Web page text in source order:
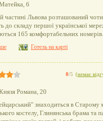
6
частині Львова розташований
до складу першої української
165 комфортабельних номерів.
Готель на карті
0/5 (немає
Романа, 20
знаходиться в Старому
костелу, Глинянська брама та